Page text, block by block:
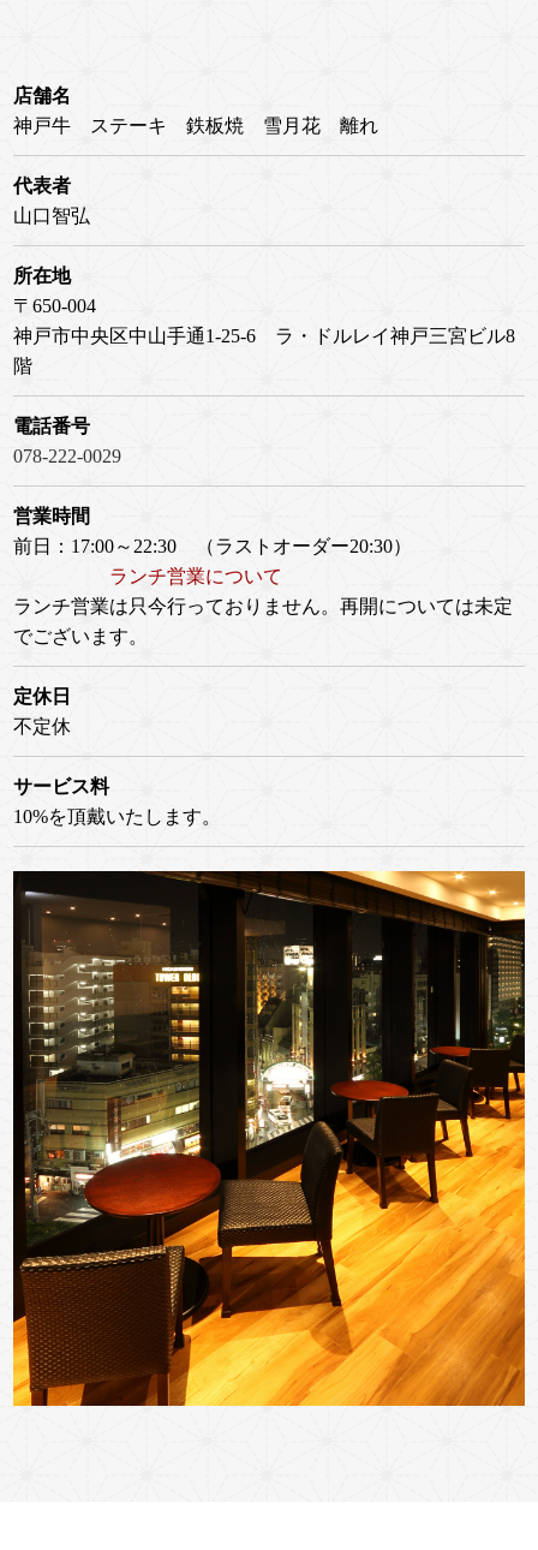
店舗名
神戸牛 ステーキ 鉄板焼 雪月花 離れ
代表者
山口智弘
所在地
〒650-004
神戸市中央区中山手通1-25-6 ラ・ドルレイ神戸三宮ビル8
階
電話番号
078-222-0029
営業時間
前日：17:00～22:30 （ラストオーダー20:30）
ランチ営業について
ランチ営業は只今行っておりません。再開については未定
でございます。
定休日
不定休
サービス料
10%を頂戴いたします。